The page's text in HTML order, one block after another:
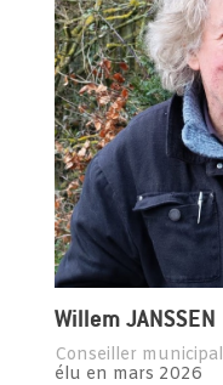
Willem JANSSEN
Conseiller municipal
élu en mars 2026